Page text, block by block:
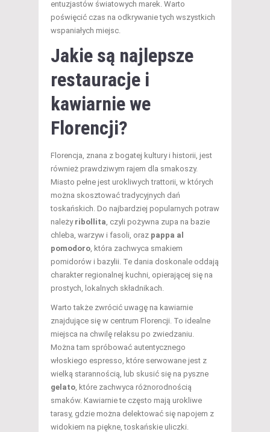
entuzjastów światowych marek. Warto
poświęcić czas na odkrywanie tych wszystkich
wspaniałych miejsc.
Jakie są najlepsze
restauracje i
kawiarnie we
Florencji?
Florencja, znana z bogatej kultury i historii, jest
również prawdziwym rajem dla smakoszy.
Miasto pełne jest urokliwych trattorii, w których
można skosztować tradycyjnych dań
toskańskich. Do najbardziej popularnych potraw
należy ribollita , czyli pożywna zupa na bazie
chleba, warzyw i fasoli, oraz pappa al
pomodoro , która zachwyca smakiem
pomidorów i bazylii. Te dania doskonale oddają
charakter regionalnej kuchni, opierającej się na
prostych, lokalnych składnikach.
Warto także zwrócić uwagę na kawiarnie
znajdujące się w centrum Florencji. To idealne
miejsca na chwilę relaksu po zwiedzaniu.
Można tam spróbować autentycznego
włoskiego espresso, które serwowane jest z
wielką starannością, lub skusić się na pyszne
gelato , które zachwyca różnorodnością
smaków. Kawiarnie te często mają urokliwe
tarasy, gdzie można delektować się napojem z
widokiem na piękne, toskańskie uliczki.